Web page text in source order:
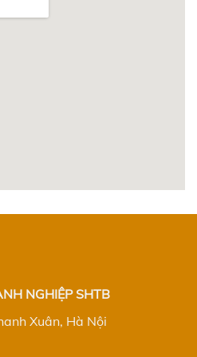
NGHIỆP SHTB
Xuân, Hà Nội